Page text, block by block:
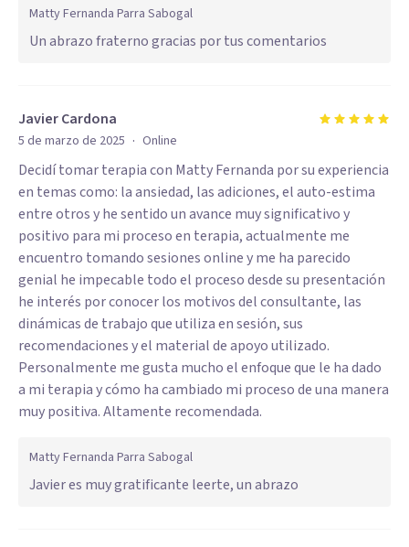
Matty Fernanda Parra Sabogal
Un abrazo fraterno gracias por tus comentarios
Javier Cardona
5 de marzo de 2025 · Online
Decidí tomar terapia con Matty Fernanda por su experiencia
en temas como: la ansiedad, las adiciones, el auto-estima
entre otros y he sentido un avance muy significativo y
positivo para mi proceso en terapia, actualmente me
encuentro tomando sesiones online y me ha parecido
genial he impecable todo el proceso desde su presentación
he interés por conocer los motivos del consultante, las
dinámicas de trabajo que utiliza en sesión, sus
recomendaciones y el material de apoyo utilizado.
Personalmente me gusta mucho el enfoque que le ha dado
a mi terapia y cómo ha cambiado mi proceso de una manera
muy positiva. Altamente recomendada.
Matty Fernanda Parra Sabogal
Javier es muy gratificante leerte, un abrazo